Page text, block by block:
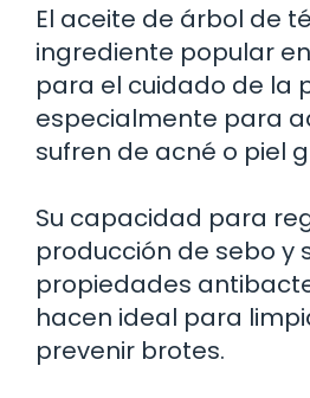
El aceite de árbol de
ingrediente popular
para el cuidado de la
especialmente para
sufren de acné o piel
Su capacidad para
producción de sebo y
propiedades
hacen ideal para
prevenir brotes.